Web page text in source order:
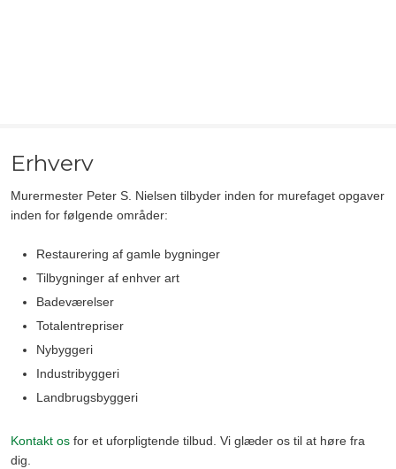
Erhverv
​Murermester Peter S. Nielsen tilbyder inden for murefaget opgaver
inden for følgende områder:
Restaurering af gamle bygninger
Tilbygninger af enhver art
Badeværelser
Totalentrepriser
Nybyggeri
Industribyggeri
Landbrugsbyggeri
Kontakt osfor et uforpligtende tilbud. Vi glæder os til at høre fra
dig.